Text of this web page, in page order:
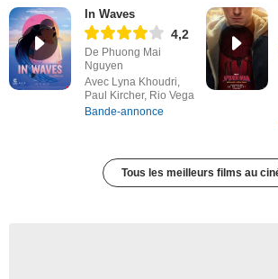
In Waves
4,2
De Phuong Mai
Nguyen
Avec Lyna Khoudri,
Paul Kircher, Rio Vega
Bande-annonce
Tous les meilleurs films au